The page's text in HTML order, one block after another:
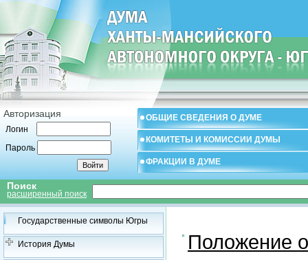
Авторизация
Логин
Пароль
ОБЩИЕ СВЕДЕНИЯ О ДУМЕ
КОМИТЕТЫ И КОМИССИИ ДУМЫ
ФРАКЦИИ В ДУМЕ
Поиск
расширенный поиск
Государственные символы Югры
История Думы
Положение